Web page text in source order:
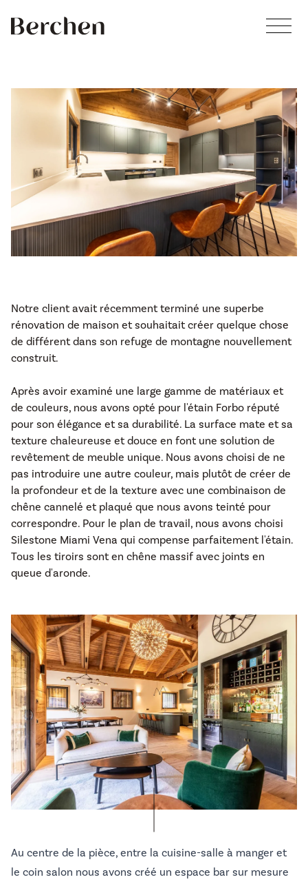
Notre client avait récemment terminé une superbe
rénovation de maison et souhaitait créer quelque chose
de différent dans son refuge de montagne nouvellement
construit.
Après avoir examiné une large gamme de matériaux et
de couleurs, nous avons opté pour l'étain Forbo réputé
pour son élégance et sa durabilité. La surface mate et sa
texture chaleureuse et douce en font une solution de
revêtement de meuble unique. Nous avons choisi de ne
pas introduire une autre couleur, mais plutôt de créer de
la profondeur et de la texture avec une combinaison de
chêne cannelé et plaqué que nous avons teinté pour
correspondre. Pour le plan de travail, nous avons choisi
Silestone Miami Vena qui compense parfaitement l'étain.
Tous les tiroirs sont en chêne massif avec joints en
queue d'aronde.
Au centre de la pièce, entre la cuisine-salle à manger et
le coin salon nous avons créé un espace bar sur mesure